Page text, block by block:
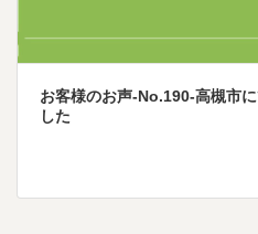
お客様のお声-No.190-高槻市
した